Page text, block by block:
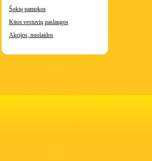
Šokių pamokos
Kitos vestuvių paslaugos
Akcijos, nuolaidos